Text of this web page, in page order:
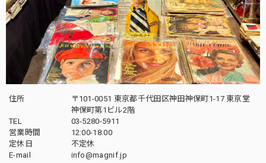
住所
〒101-0051 東京都千代田区神田神保町1-17 東京堂
神保町第1ビル2階
TEL
03-5280-5911
営業時間
12:00-18:00
定休日
不定休
E-mail
info@magnif.jp